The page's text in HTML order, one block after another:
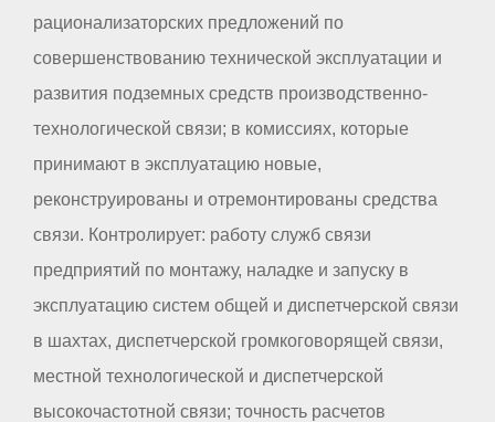
рационализаторских предложений по
совершенствованию технической эксплуатации и
развития подземных средств производственно-
технологической связи; в комиссиях, которые
принимают в эксплуатацию новые,
реконструированы и отремонтированы средства
связи. Контролирует: работу служб связи
предприятий по монтажу, наладке и запуску в
эксплуатацию систем общей и диспетчерской связи
в шахтах, диспетчерской громкоговорящей связи,
местной технологической и диспетчерской
высокочастотной связи; точность расчетов